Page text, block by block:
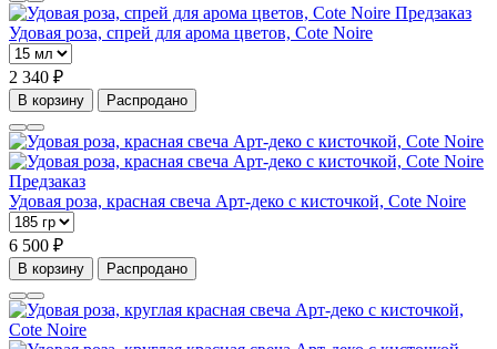
Предзаказ
Удовая роза, спрей для арома цветов, Cote Noire
2 340 ₽
В корзину Распродано
Предзаказ
Удовая роза, красная свеча Арт-деко с кисточкой, Cote Noire
6 500 ₽
В корзину Распродано